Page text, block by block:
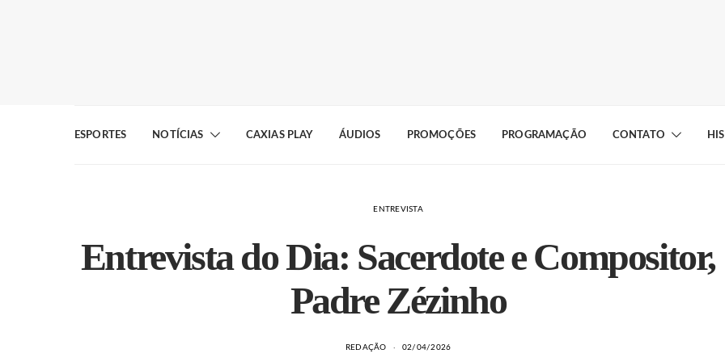
ESPORTES NOTÍCIAS CAXIAS PLAY ÁUDIOS PROMOÇÕES PROGRAMAÇÃO CONTATO
ENTREVISTA
Entrevista do Dia: Sacerdote e Compositor,
Padre Zézinho
REDAÇÃO 02/04/2026